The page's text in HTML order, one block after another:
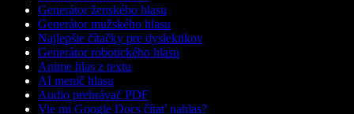
Generátor ženského hlasu
Generátor mužského hlasu
Najlepšie čítačky pre dyslektikov
Generátor robotického hlasu
Anime hlas z textu
AI menič hlasu
Audio prehrávač PDF
Vie mi Google Docs čítať nahlas?